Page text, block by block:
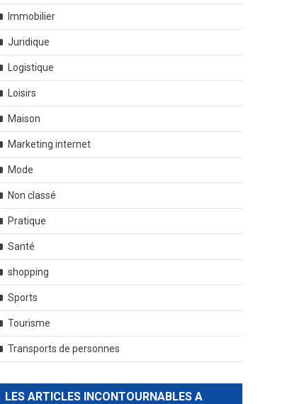
Immobilier
Juridique
Logistique
Loisirs
Maison
Marketing internet
Mode
Non classé
Pratique
Santé
shopping
Sports
Tourisme
Transports de personnes
LES ARTICLES INCONTOURNABLES A